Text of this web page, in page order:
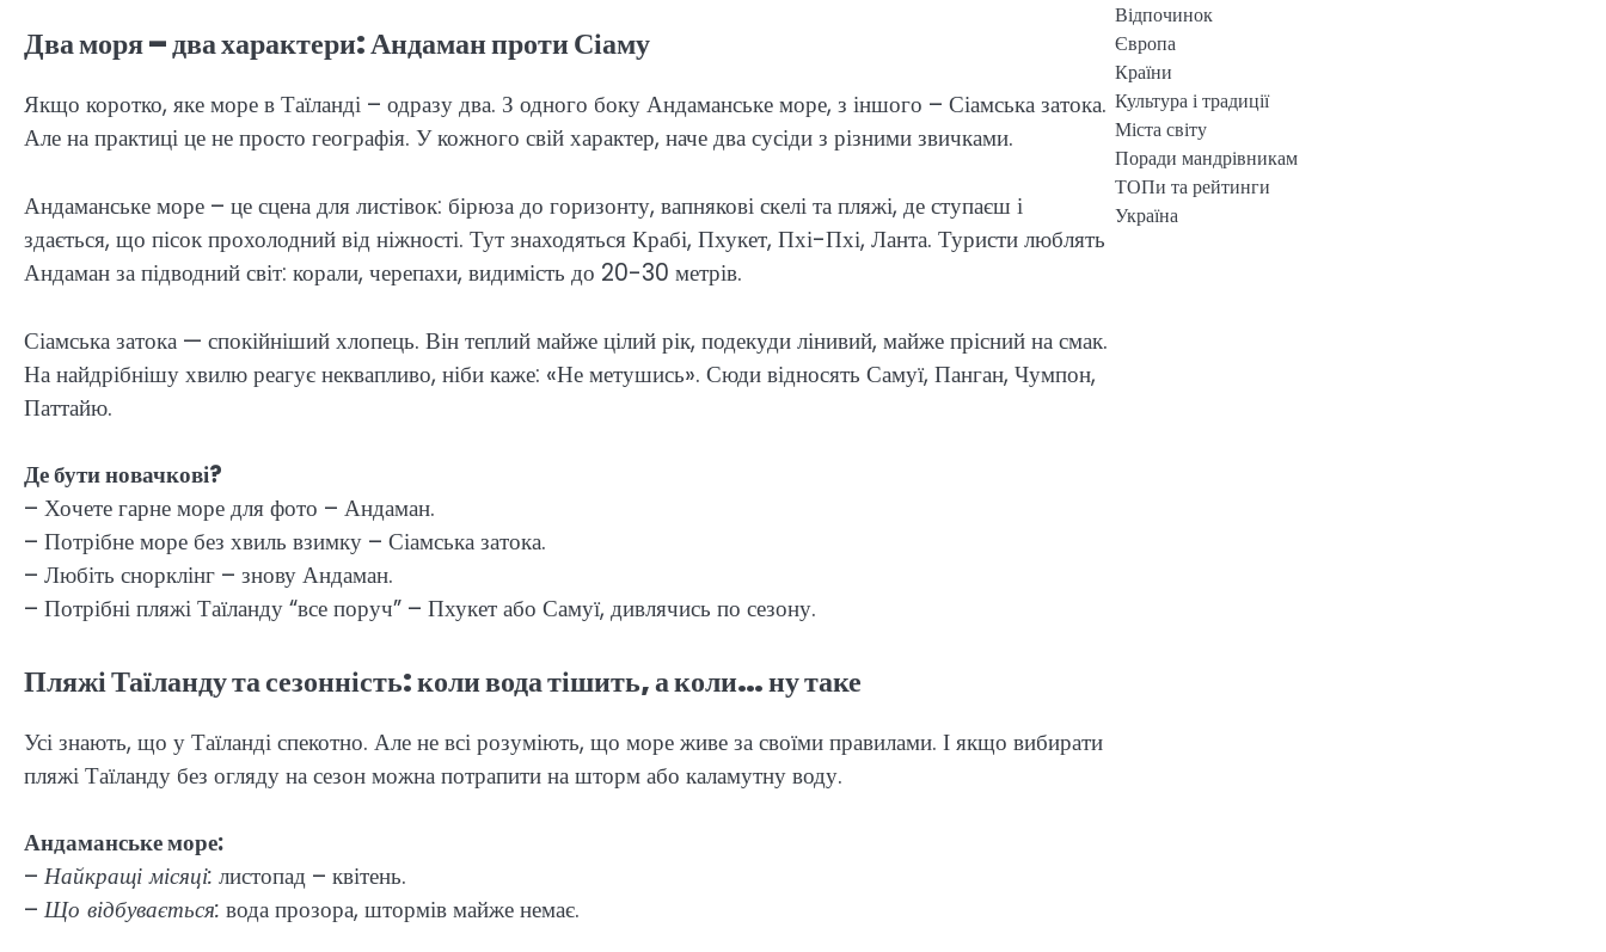
Два моря – два характери: Андаман проти Сіаму
Якщо коротко, яке море в Таїланді – одразу два. З одного боку Андаманське море, з іншого – Сіамська затока.
Але на практиці це не просто географія. У кожного свій характер, наче два сусіди з різними звичками.
Андаманське море – це сцена для листівок: бірюза до горизонту, вапнякові скелі та пляжі, де ступаєш і
здається, що пісок прохолодний від ніжності. Тут знаходяться Крабі, Пхукет, Пхі-Пхі, Ланта. Туристи люблять
Андаман за підводний світ: корали, черепахи, видимість до 20-30 метрів.
Сіамська затока — спокійніший хлопець. Він теплий майже цілий рік, подекуди лінивий, майже прісний на смак.
На найдрібнішу хвилю реагує неквапливо, ніби каже: «Не метушись». Сюди відносять Самуї, Панган, Чумпон,
Паттайю.
Де бути новачкові?
– Хочете гарне море для фото – Андаман.
– Потрібне море без хвиль взимку – Сіамська затока.
– Любіть снорклінг – знову Андаман.
– Потрібні пляжі Таїланду “все поруч” – Пхукет або Самуї, дивлячись по сезону.
Пляжі Таїланду та сезонність: коли вода тішить, а коли… ну таке
Усі знають, що у Таїланді спекотно. Але не всі розуміють, що море живе за своїми правилами. І якщо вибирати
пляжі Таїланду без огляду на сезон можна потрапити на шторм або каламутну воду.
Андаманське море:
– Найкращі місяці: листопад – квітень.
– Що відбувається: вода прозора, штормів майже немає.
Відпочинок
Європа
Країни
Культура і традиції
Міста світу
Поради мандрівникам
ТОПи та рейтинги
Україна